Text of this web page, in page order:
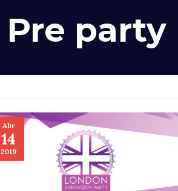
Pre party
Abr
14
2019